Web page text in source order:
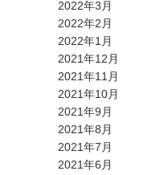
2022年3月
2022年2月
2022年1月
2021年12月
2021年11月
2021年10月
2021年9月
2021年8月
2021年7月
2021年6月